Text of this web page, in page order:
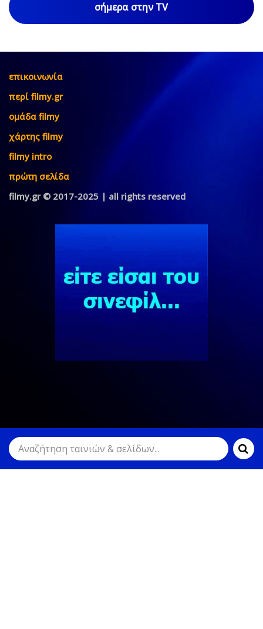
σήμερα στην TV
επικοινωνία
περί filmy.gr
ομάδα filmy
χάρτης filmy
filmy intro
πρώτη σελίδα
filmy.gr © 2017-2025 | all rights reserved